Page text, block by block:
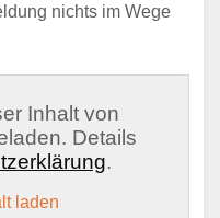
nichts im Wege
Inhalt von
Details
.
laden